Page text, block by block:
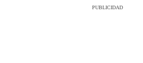
PUBLICIDAD